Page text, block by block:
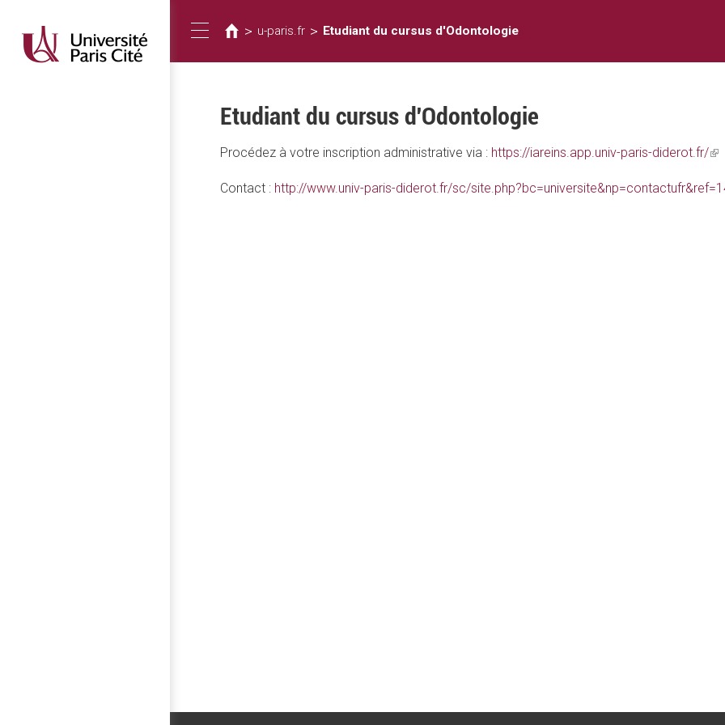
contenu
principal
Toggle
navigation
êtes
ici
> u-paris.fr > Etudiant du cursus d'Odontologie
Etudiant du cursus d'Odontologie
Procédez à votre inscription administrative via : https://iareins.app.univ-paris-diderot.fr/(link
Contact : http://www.univ-paris-diderot.fr/sc/